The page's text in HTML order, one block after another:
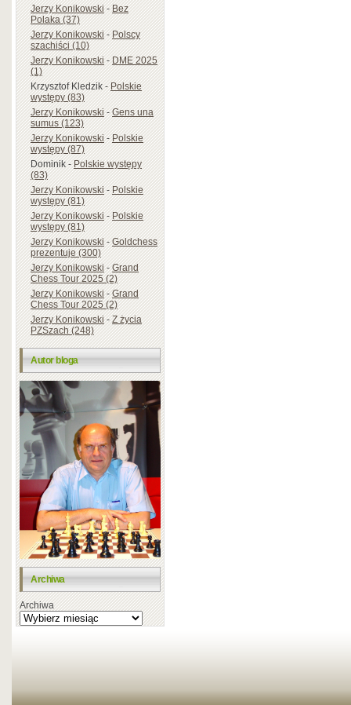
Jerzy Konikowski-Bez
Polaka (37)
Jerzy Konikowski-Polscy
szachiści (10)
Jerzy Konikowski-DME 2025
(1)
Krzysztof Kledzik-Polskie
występy (83)
Jerzy Konikowski-Gens una
sumus (123)
Jerzy Konikowski-Polskie
występy (87)
Dominik-Polskie występy
(83)
Jerzy Konikowski-Polskie
występy (81)
Jerzy Konikowski-Polskie
występy (81)
Jerzy Konikowski-Goldchess
prezentuje (300)
Jerzy Konikowski-Grand
Chess Tour 2025 (2)
Jerzy Konikowski-Grand
Chess Tour 2025 (2)
Jerzy Konikowski-Z życia
PZSzach (248)
Autor bloga
Archiwa
Archiwa